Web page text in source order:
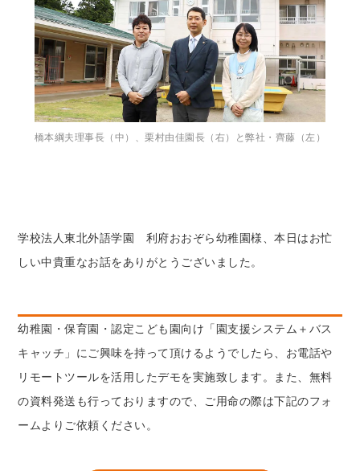
橋本綱夫理事長（中）、栗村由佳園長（右）と弊社・齊藤（左）
学校法人東北外語学園 利府おおぞら幼稚園様、本日はお忙
しい中貴重なお話をありがとうございました。
幼稚園・保育園・認定こども園向け「園支援システム＋バス
キャッチ」にご興味を持って頂けるようでしたら、お電話や
リモートツールを活用したデモを実施致します。また、無料
の資料発送も行っておりますので、ご用命の際は下記のフォ
ームよりご依頼ください。